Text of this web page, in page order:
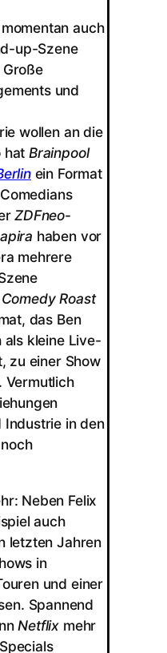
auch
up-Szene
und
wollen an die
hatBrainpool
ein Format
ZDFneo-
haben vor
mehrere
Comedy Roast
das Ben
kleine Live-
zu einer Show
Vermutlich
Industrie in den
Neben Felix
auch
letzten Jahren
in
und einer
Spannend
Netflix mehr